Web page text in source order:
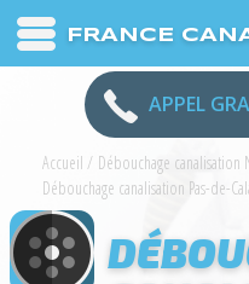
FRANCE
APPEL
Accueil / Débouchage canalisation
Débouchage canalisation Pas-de-